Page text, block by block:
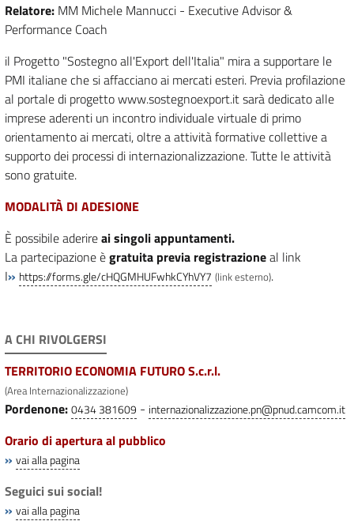
Relatore: MM Michele Mannucci - Executive Advisor &
Performance Coach
il Progetto "Sostegno all'Export dell'Italia" mira a supportare le
PMI italiane che si affacciano ai mercati esteri. Previa profilazione
al portale di progetto www.sostegnoexport.it sarà dedicato alle
imprese aderenti un incontro individuale virtuale di primo
orientamento ai mercati, oltre a attività formative collettive a
supporto dei processi di internazionalizzazione. Tutte le attività
sono gratuite.
MODALITÀ DI ADESIONE
È possibile aderireai singoli appuntamenti.
La partecipazione ègratuita previa registrazioneal link
I» https://forms.gle/cHQGMHUFwhkCYhVY7 (link esterno).
A CHI RIVOLGERSI
TERRITORIO ECONOMIA FUTURO S.c.r.l.
(Area Internazionalizzazione)
Pordenone:0434 381609 - internazionalizzazione.pn@pnud.camcom.it
Orario di apertura al pubblico
» vai alla pagina
Seguici sui social!
» vai alla pagina